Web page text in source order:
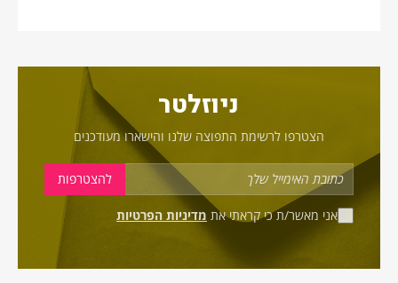
ניוזלטר
הצטרפו לרשימת התפוצה שלנו והישארו מעודכנים
אני מאשר/ת כי קראתי את מדיניות הפרטיות